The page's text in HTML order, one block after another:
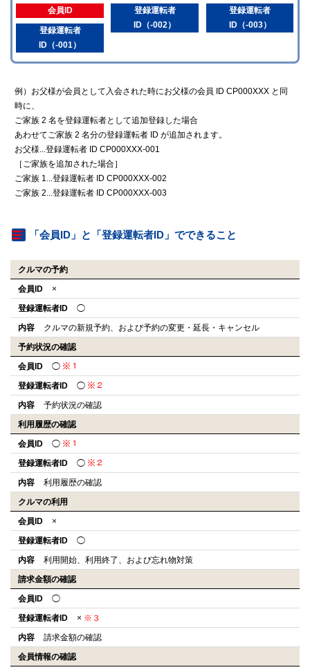
会員ID
登録運転者
ID（-001）
登録運転者
ID（-002）
登録運転者
ID（-003）
例）お父様が会員として入会された時にお父様の会員 ID CP000XXX と同
時に、
ご家族 2 名を登録運転者として追加登録した場合
あわせてご家族 2 名分の登録運転者 ID が追加されます。
お父様...登録運転者 ID CP000XXX-001
［ご家族を追加された場合］
ご家族 1...登録運転者 ID CP000XXX-002
ご家族 2...登録運転者 ID CP000XXX-003
「会員ID」と「登録運転者ID」でできること
クルマの予約
会員ID
×
登録運転者ID
◯
内容
クルマの新規予約、および予約の変更・延長・キャンセル
予約状況の確認
会員ID
◯ ※１
登録運転者ID
◯ ※２
内容
予約状況の確認
利用履歴の確認
会員ID
◯ ※１
登録運転者ID
◯ ※２
内容
利用履歴の確認
クルマの利用
会員ID
×
登録運転者ID
◯
内容
利用開始、利用終了、および忘れ物対策
請求金額の確認
会員ID
◯
登録運転者ID
× ※３
内容
請求金額の確認
会員情報の確認